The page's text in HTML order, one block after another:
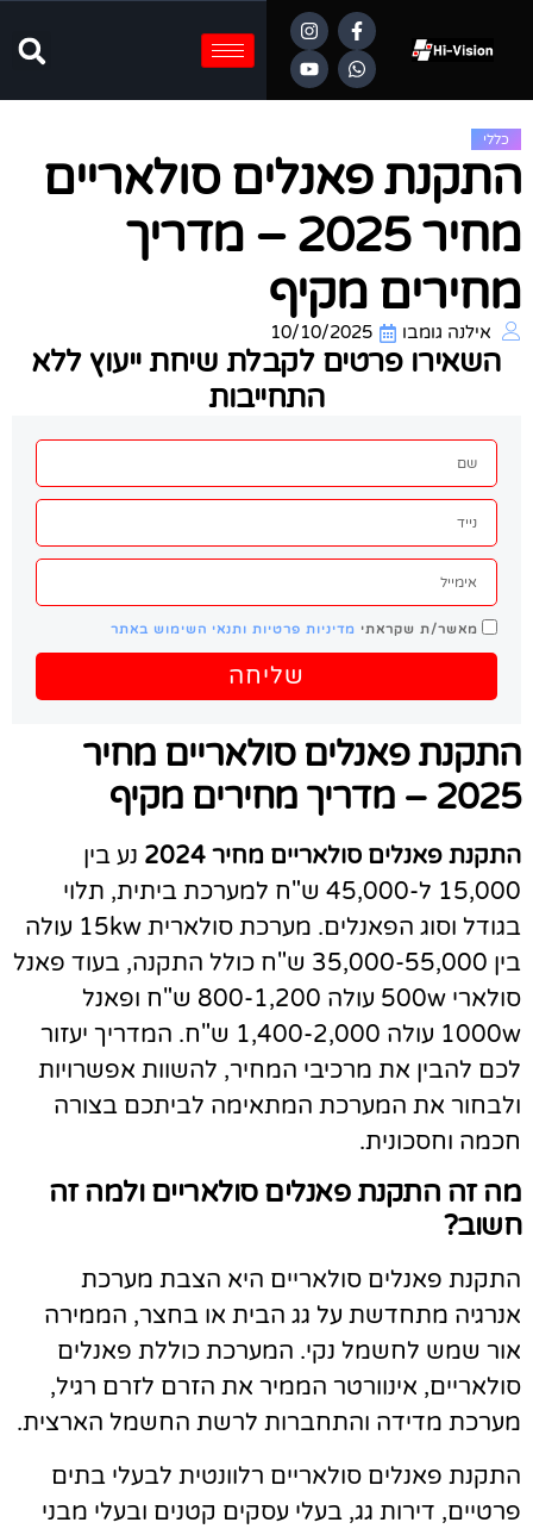
כללי
פאנלים סולאריים
מחיר 2025 – מדריך
מקיף
אילנה גומבו 10/10/2025
השאירו פרטים לקבלת שיחת ייעוץ ללא
התחייבות
מאשר/ת שקראתימדיניות פרטיות ותנאי השימוש באתר
שליחה
פאנלים סולאריים מחיר
– מדריך מחירים מקיף
פאנלים סולאריים מחיר 2024
נע בין
15,000 ל-45,000 ש"ח למערכת ביתית, תלוי
בגודל וסוג הפאנלים. מערכת סולארית 15kw עולה
בין 35,000-55,000 ש"ח כולל התקנה, בעוד פאנל
סולארי 500w עולה 800-1,200 ש"ח ופאנל
1000w עולה 1,400-2,000 ש"ח. המדריך יעזור
להבין את מרכיבי המחיר, להשוות אפשרויות
את המערכת המתאימה לביתכם בצורה
וחסכונית.
זה התקנת פאנלים סולאריים ולמה זה
פאנלים סולאריים היא הצבת מערכת
מתחדשת על גג הבית או בחצר, הממירה
שמש לחשמל נקי. המערכת כוללת פאנלים
אינוורטר הממיר את הזרם לזרם רגיל,
מדידה והתחברות לרשת החשמל הארצית.
פאנלים סולאריים רלוונטית לבעלי בתים
דירות גג, בעלי עסקים קטנים ובעלי מבני